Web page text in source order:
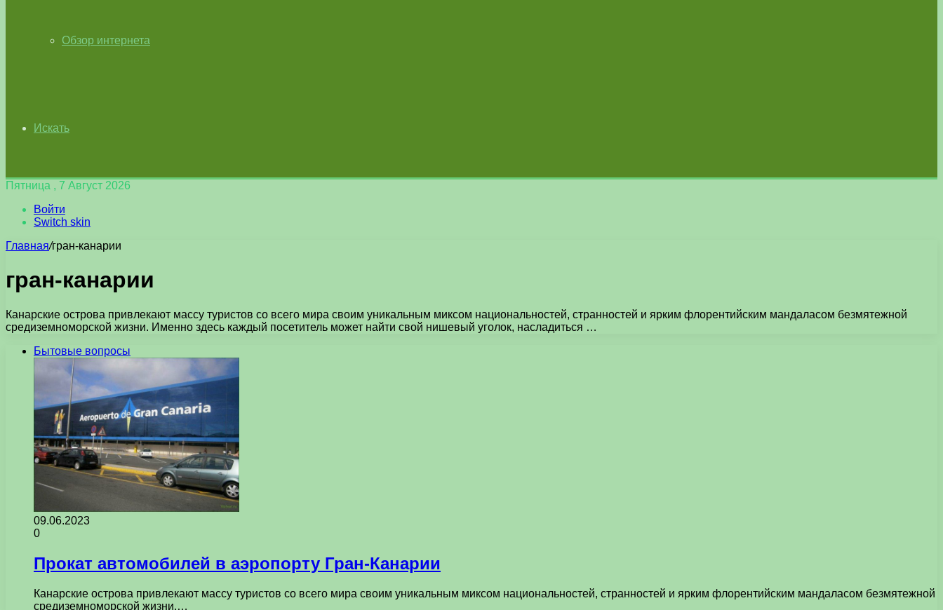
Обзор интернета
Искать
Пятница , 7 Август 2026
Войти
Switch skin
Главная/гран-канарии
гран-канарии
Канарские острова привлекают массу туристов со всего мира своим уникальным миксом национальностей, странностей и ярким флорентийским мандаласом безмятежной
средиземноморской жизни. Именно здесь каждый посетитель может найти свой нишевый уголок, насладиться …
Бытовые вопросы
09.06.2023
0
Прокат автомобилей в аэропорту Гран-Канарии
Канарские острова привлекают массу туристов со всего мира своим уникальным миксом национальностей, странностей и ярким флорентийским мандаласом безмятежной
средиземноморской жизни.…